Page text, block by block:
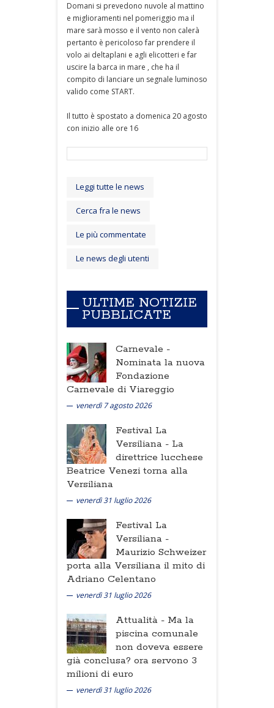
Domani si prevedono nuvole al mattino
e miglioramenti nel pomeriggio ma il
mare sarà mosso e il vento non calerà
pertanto è pericoloso far prendere il
volo ai deltaplani e agli elicotteri e far
uscire la barca in mare , che ha il
compito di lanciare un segnale luminoso
valido come START.
Il tutto è spostato a domenica 20 agosto
con inizio alle ore 16
Leggi tutte le news
Cerca fra le news
Le più commentate
Le news degli utenti
ULTIME NOTIZIE
PUBBLICATE
Carnevale -
Nominata la nuova
Fondazione
Carnevale di Viareggio
venerdì 7 agosto 2026
Festival La
Versiliana - La
direttrice lucchese
Beatrice Venezi torna alla
Versiliana
venerdì 31 luglio 2026
Festival La
Versiliana -
Maurizio Schweizer
porta alla Versiliana il mito di
Adriano Celentano
venerdì 31 luglio 2026
Attualità - Ma la
piscina comunale
non doveva essere
già conclusa? ora servono 3
milioni di euro
venerdì 31 luglio 2026